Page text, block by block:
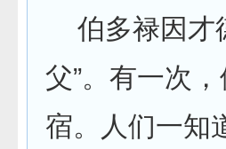
伯多禄因才
父”。有一次
宿。人们一知